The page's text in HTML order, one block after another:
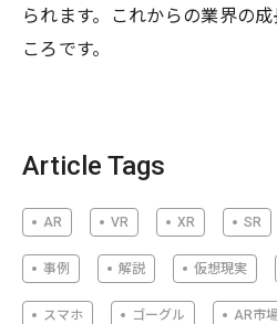
られます。これからの業界の
ころです。
Article Tags
AR VR XR SR
事例 解説 仮想現実
スマホ ゴーグル AR市